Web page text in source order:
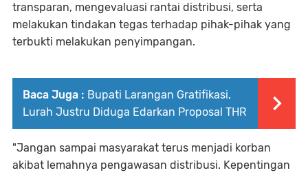
transparan, mengevaluasi rantai distribusi, serta
melakukan tindakan tegas terhadap pihak-pihak yang
terbukti melakukan penyimpangan.
Baca Juga : Bupati Larangan Gratifikasi,
Lurah Justru Diduga Edarkan Proposal THR
"Jangan sampai masyarakat terus menjadi korban
akibat lemahnya pengawasan distribusi. Kepentingan